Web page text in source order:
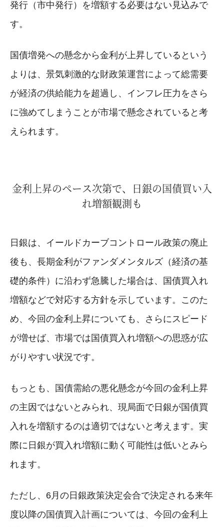
発行（市中発行）を増額する必要はない見込みで
す。
国債増発への懸念から金利が上昇しているという
よりは、景気刺激的な財政策運営によって総需要
が経済の供給能力を超過し、インフレ圧力をさら
に強めてしまうことが市場で懸念されていると考
えられます。
金利上昇のペース次第で、日銀の国債買い入
れ増額観測も
日銀は、イールドカーブコントロール政策の廃止
後も、長期金利がファンダメンタルズ（経済の基
礎的条件）に沿わず急騰した場合は、国債買入れ
増額などで対応する方針を示しています。このた
め、今回の金利上昇についても、さらにスピード
が増せば、市場では国債買入れ増額への思惑が広
がりやすい状況です。
もっとも、国債需給の悪化懸念が今回の金利上昇
の主因ではないとみられ、現局面で日銀が国債買
入れを増額するのは適切ではないと考えます。実
際に日銀が買入れ増額に動く可能性は低いとみら
れます。
ただし、6月の日銀政策決定会合で決定される来年
度以降の国債買入計画については、今回の金利上